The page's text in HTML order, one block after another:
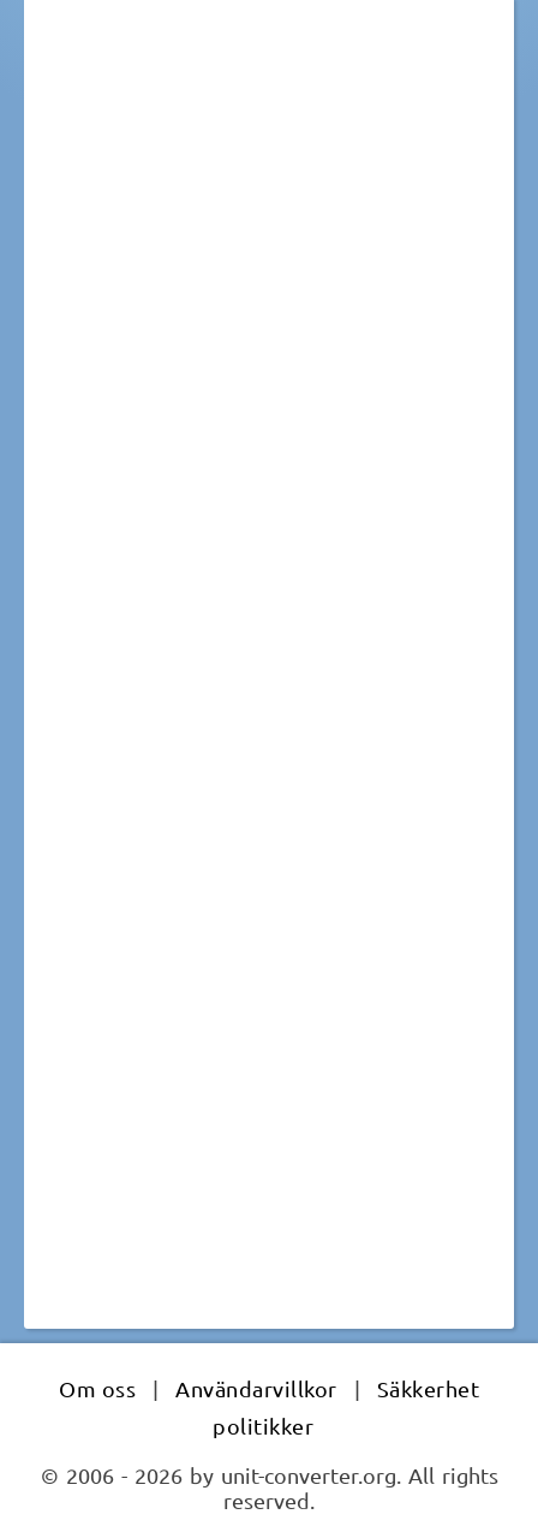
Om oss | Användarvillkor |
Säkkerhet
politikker
© 2006 - 2026 by unit-converter.org. All rights
reserved.